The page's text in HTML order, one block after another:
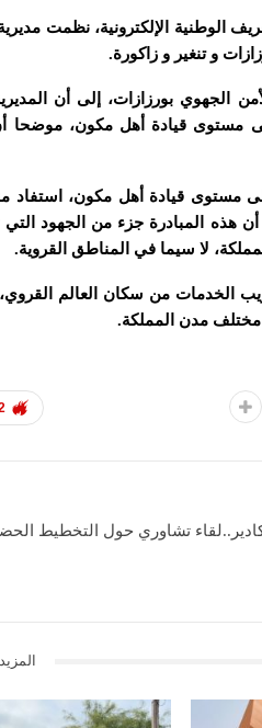
الوطنية الإلكترونية، نظمت
و تنغير و زاكورة.
بورزازات، إلى أن
مستوى قيادة أهل مكون، موضحا
منهم طلاب، مؤكدا أن هذه المبادرة جزء من الجهود
لا سيما في المناطق القروية.
الخدمات من سكان العالم
مدن المملكة.
تشاوري حول التخطيط